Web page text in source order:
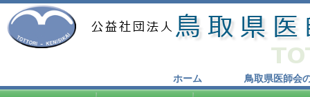
ホーム 鳥取県医師会